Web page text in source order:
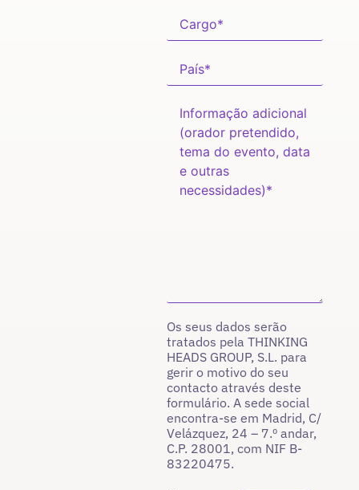
Os seus dados serão
tratados pela THINKING
HEADS GROUP, S.L. para
gerir o motivo do seu
contacto através deste
formulário. A sede social
encontra-se em Madrid, C/
Velázquez, 24 – 7.º andar,
C.P. 28001, com NIF B-
83220475.